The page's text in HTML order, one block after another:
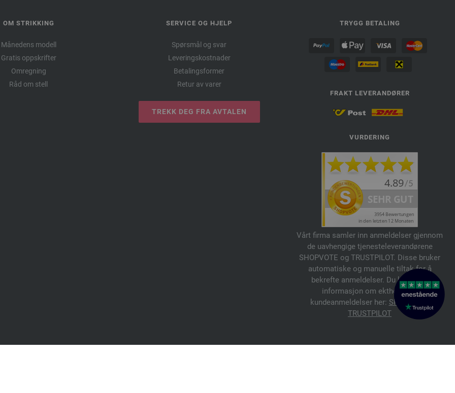
OM STRIKKING
Månedens modell
Gratis oppskrifter
Omregning
Råd om stell
SERVICE OG HJELP
Spørsmål og svar
Leveringskostnader
Betalingsformer
Retur av varer
TREKK DEG FRA AVTALEN
TRYGG BETALING
FRAKT LEVERANDØRER
VURDERING
Vårt firma samler inn anmeldelser gjennom
de uavhengige tjenesteleverandørene
SHOPVOTE og TRUSTPILOT. Disse bruker
automatiske og manuelle tiltak for å
bekrefte anmeldelser. Du kan finne
informasjon om ektheten av
kundeanmeldelser her: SHOPVOTE
TRUSTPILOT